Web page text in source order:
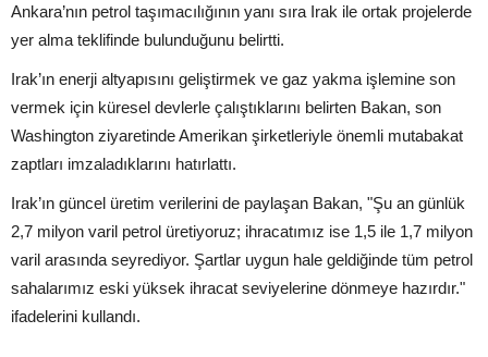
Ankara’nın petrol taşımacılığının yanı sıra Irak ile ortak projelerde
yer alma teklifinde bulunduğunu belirtti.
Irak’ın enerji altyapısını geliştirmek ve gaz yakma işlemine son
vermek için küresel devlerle çalıştıklarını belirten Bakan, son
Washington ziyaretinde Amerikan şirketleriyle önemli mutabakat
zaptları imzaladıklarını hatırlattı.
Irak’ın güncel üretim verilerini de paylaşan Bakan, "Şu an günlük
2,7 milyon varil petrol üretiyoruz; ihracatımız ise 1,5 ile 1,7 milyon
varil arasında seyrediyor. Şartlar uygun hale geldiğinde tüm petrol
sahalarımız eski yüksek ihracat seviyelerine dönmeye hazırdır."
ifadelerini kullandı.